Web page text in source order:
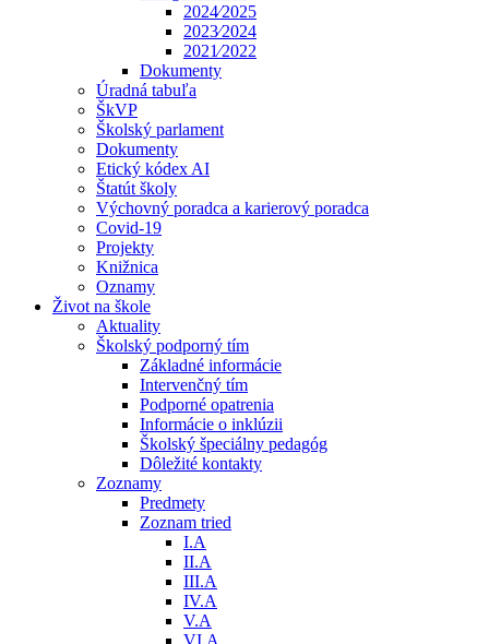
2024⁄2025
2023⁄2024
2021⁄2022
Dokumenty
Úradná tabuľa
ŠkVP
Školský parlament
Dokumenty
Etický kódex AI
Štatút školy
Výchovný poradca a karierový poradca
Covid-19
Projekty
Knižnica
Oznamy
Život na škole
Aktuality
Školský podporný tím
Základné informácie
Intervenčný tím
Podporné opatrenia
Informácie o inklúzii
Školský špeciálny pedagóg
Dôležité kontakty
Zoznamy
Predmety
Zoznam tried
I.A
II.A
III.A
IV.A
V.A
VI.A